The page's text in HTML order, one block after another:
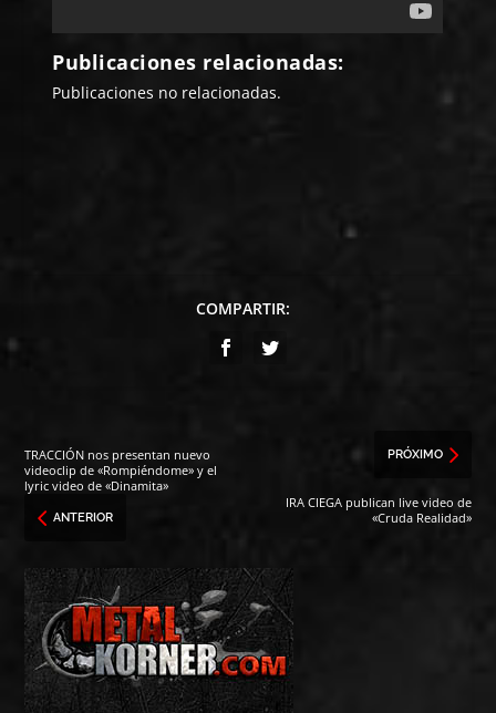
Publicaciones relacionadas:
Publicaciones no relacionadas.
COMPARTIR:
TRACCIÓN nos presentan nuevo
videoclip de «Rompiéndome» y el
lyric video de «Dinamita»
ANTERIOR
PRÓXIMO
IRA CIEGA publican live video de
«Cruda Realidad»